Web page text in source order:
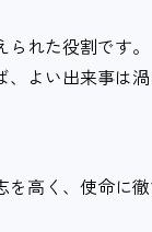
れた役割です。
、よい出来事は
を高く、使命に